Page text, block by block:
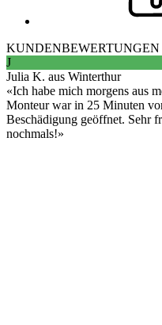
KUNDENBEWERTUNGEN
J
Julia K. aus Winterthur
Ich habe mich morgens aus
Monteur war in 25 Minuten
Beschädigung geöffnet. Sehr
nochmals!